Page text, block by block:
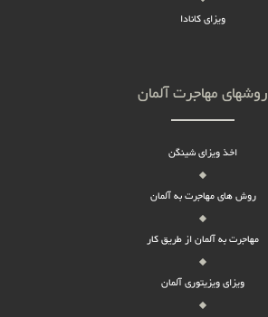
ویزای کانادا
روشهای مهاجرت آلمان
اخذ ویزای شینگن
روش های مهاجرت به آلمان
مهاجرت به آلمان از طریق کار
ویزای ویزیتوری آلمان